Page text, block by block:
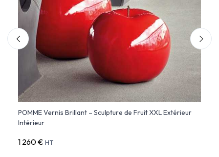
POMME Vernis Brillant – Sculpture de Fruit XXL Extérieur
Intérieur
1 260 € HT